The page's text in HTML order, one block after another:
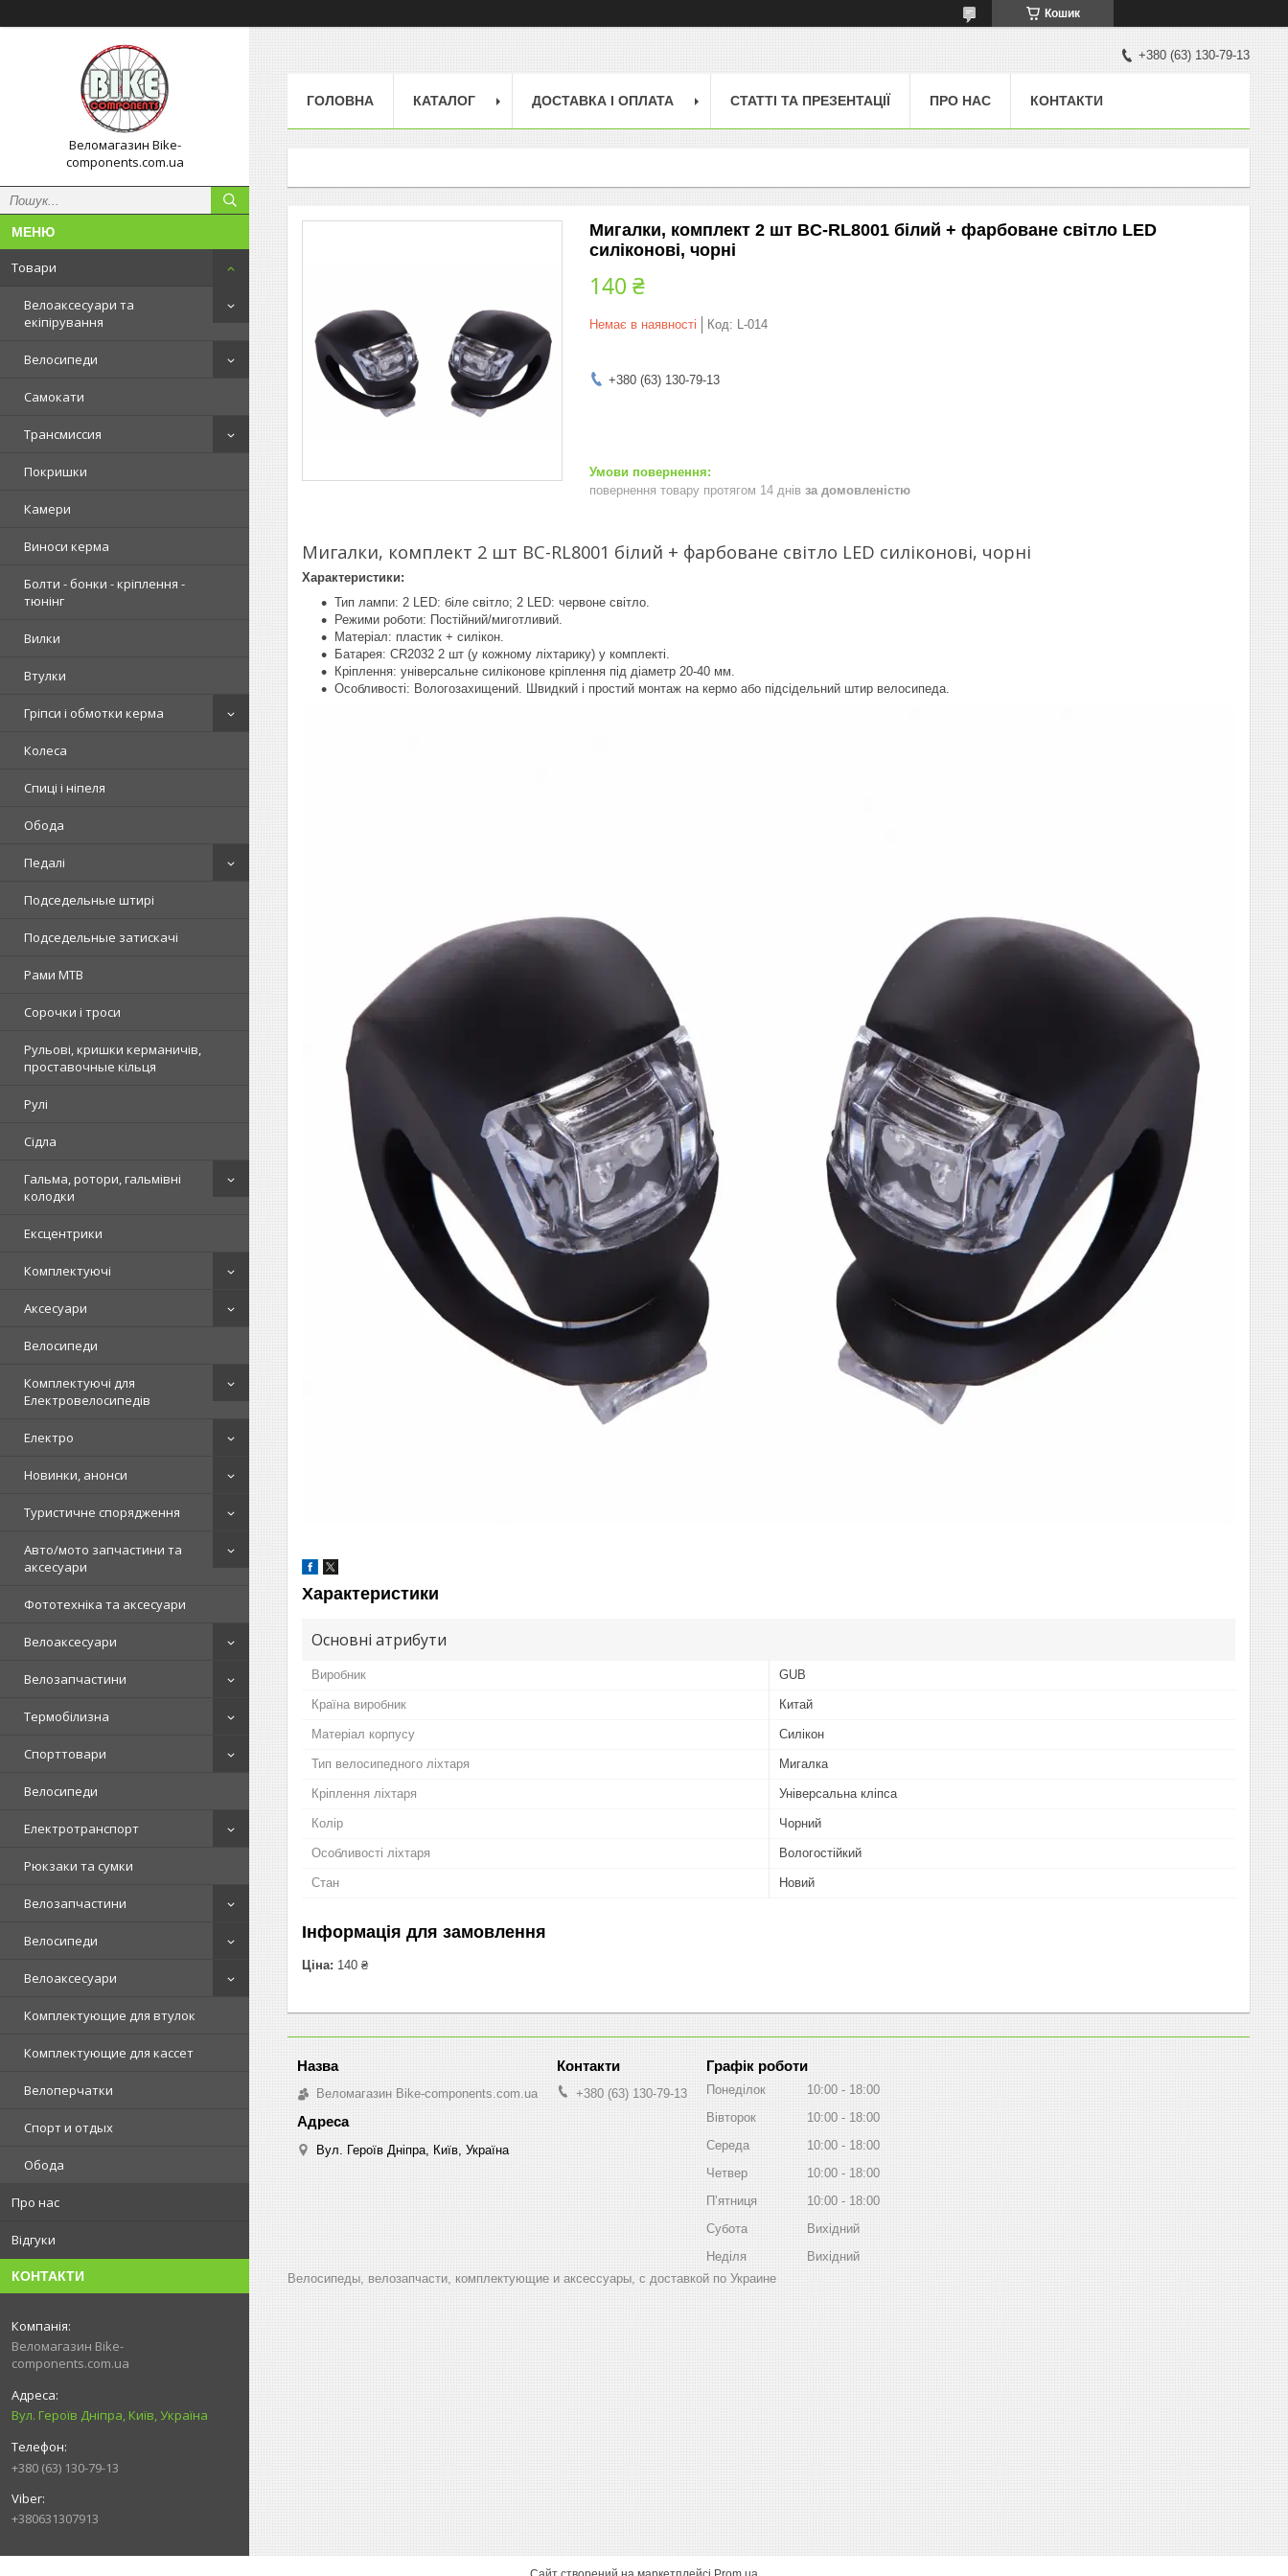
Кошик
Веломагазин Bike-
components.com.ua
Товари
Велоаксесуари та
екіпірування
Велосипеди
Самокати
Трансмиссия
Покришки
Камери
Виноси керма
Болти - бонки - кріплення -
тюнінг
Вилки
Втулки
Гріпси і обмотки керма
Колеса
Спиці і ніпеля
Обода
Педалі
Подседельные штирі
Подседельные затискачі
Рами MTB
Сорочки і троси
Рульові, кришки керманичів,
проставочные кільця
Рулі
Сідла
Гальма, ротори, гальмівні
колодки
Ексцентрики
Комплектуючі
Аксесуари
Велосипеди
Комплектуючі для
Електровелосипедів
Електро
Новинки, анонси
Туристичне спорядження
Авто/мото запчастини та
аксесуари
Фототехніка та аксесуари
Велоаксесуари
Велозапчастини
Термобілизна
Спорттовари
Велосипеди
Електротранспорт
Рюкзаки та сумки
Велозапчастини
Велосипеди
Велоаксесуари
Комплектующие для втулок
Комплектующие для кассет
Велоперчатки
Спорт и отдых
Обода
Про нас
Відгуки
КОНТАКТИ
Веломагазин Bike-
components.com.ua
Вул. Героїв Дніпра, Київ, Україна
+380 (63) 130-79-13
+380631307913
+380 (63) 130-79-13
ГОЛОВНА КАТАЛОГ ДОСТАВКА І ОПЛАТА СТАТТІ ТА ПРЕЗЕНТАЦІЇ ПРО НАС КОНТАКТИ
Мигалки, комплект 2 шт BC-RL8001 білий + фарбоване світло LED
силіконові, чорні
140 ₴
Немає в наявності Код: L-014
+380 (63) 130-79-13
повернення товару протягом 14 днів за домовленістю
Мигалки, комплект 2 шт BC-RL8001 білий + фарбоване світло LED силіконові, чорні
Характеристики:
Тип лампи: 2 LED: біле світло; 2 LED: червоне світло.
Режими роботи: Постійний/миготливий.
Матеріал: пластик + силікон.
Батарея: CR2032 2 шт (у кожному ліхтарику) у комплекті.
Кріплення: універсальне силіконове кріплення під діаметр 20-40 мм.
Особливості: Вологозахищений. Швидкий і простий монтаж на кермо або підсідельний штир велосипеда.
Характеристики
Основні атрибути
Виробник GUB
Країна виробник Китай
Матеріал корпусу Силікон
Тип велосипедного ліхтаря Мигалка
Кріплення ліхтаря Універсальна кліпса
Колір Чорний
Особливості ліхтаря Вологостійкий
Стан Новий
Інформація для замовлення
Ціна: 140 ₴
Веломагазин Bike-components.com.ua
Вул. Героїв Дніпра, Київ, Україна
+380 (63) 130-79-13
Графік роботи
Понеділок 10:00
18:00
Вівторок
10:00
18:00
Середа
10:00
18:00
Четвер
10:00
18:00
Пʼятниця
10:00
18:00
Субота
Вихідний
Неділя
Вихідний
Велосипеды, велозапчасти, комплектующие и аксессуары, с доставкой по Украине